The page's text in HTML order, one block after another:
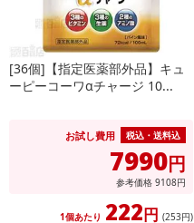
[36個]【指定医薬部外品】キュ
ーピーコーワαチャージ 10...
お試し費用 税込・送料込
7990円
参考価格 9108円
1個あたり 222円 (253円)